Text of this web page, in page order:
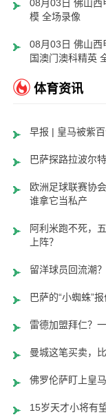
08月03日 佛山西
模 全场录像
08月03日 佛山西
国澳门澳科精英
体育资讯
早报 | 皇马被紫
巴萨探路拉波尔
欧洲足球联赛协
谁拿它当私产
阿利米跑不死，
上阵？
留洋球员回流潮
巴萨的“小蜘蛛”
雷德加盟拜仁？
曼城这笔买卖，
佛罗伦萨盯上皇
15岁天才小将有